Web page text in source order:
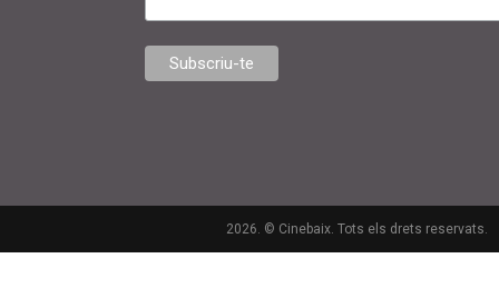
2026. © Cinebaix. Tots els drets reservats.